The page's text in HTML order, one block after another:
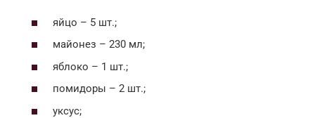
яйцо – 5 шт.;
майонез – 230 мл;
яблоко – 1 шт.;
помидоры – 2 шт.;
уксус;